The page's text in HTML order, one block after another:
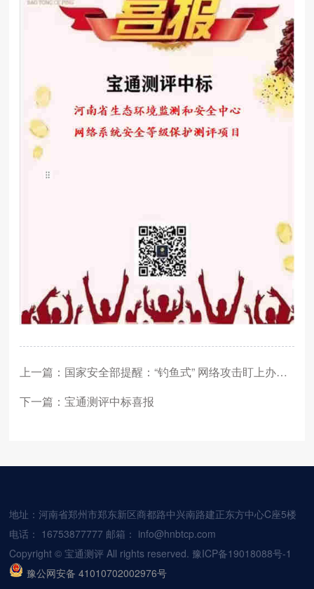
上一篇：国家安全部提醒：“钓鱼式” 网络攻击盯上办公邮箱
下一篇：宝通测评中标喜报
地址：河南省郑州市郑东新区商都路中兴南路建正东方中心C座5楼
电话： 16753877777 邮箱： info@hnbtcp.com
Copyright © 宝通测评 All rights reserved. 豫ICP备19018088号-1
豫公网安备 41010702002976号